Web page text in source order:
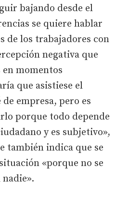
bajando desde el
se quiere hablar
de los trabajadores con
negativa que
momentos
que asistiese el
empresa, pero es
porque todo depende
y es subjetivo»,
también indica que se
«porque no se